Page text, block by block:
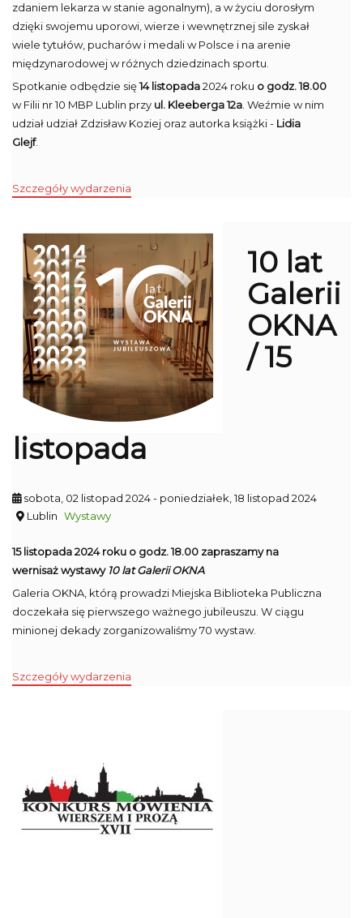
zdaniem lekarza w stanie agonalnym), a w życiu dorosłym
dzięki swojemu uporowi, wierze i wewnętrznej sile zyskał
wiele tytułów, pucharów i medali w Polsce i na arenie
międzynarodowej w różnych dziedzinach sportu.
Spotkanie odbędzie się14 listopada2024 roku o godz. 18.00
w Filii nr 10 MBP Lublin przy ul. Kleeberga 12a . Weźmie w nim
udział udział Zdzisław Koziej oraz autorka książki - Lidia
Glejf.
Szczegóły wydarzenia
10 lat
Galerii
OKNA
/ 15
listopada
sobota, 02 listopad 2024- poniedziałek, 18 listopad 2024
Lublin Wystawy
15 listopada 2024 roku o godz. 18.00 zapraszamy na
wernisaż wystawy 10 lat Galerii OKNA
Galeria OKNA, którą prowadzi Miejska Biblioteka Publiczna
doczekała się pierwszego ważnego jubileuszu. W ciągu
minionej dekady zorganizowaliśmy 70 wystaw.
Szczegóły wydarzenia